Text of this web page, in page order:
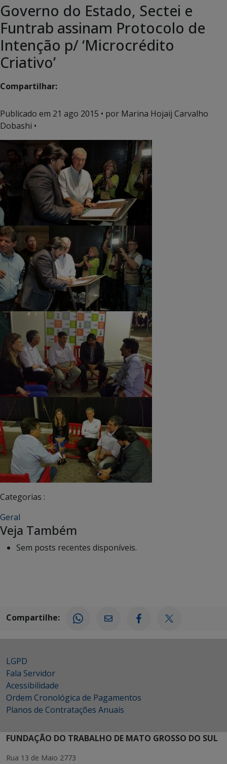
Governo do Estado, Sectei e
Funtrab assinam Protocolo de
Intenção p/ ‘Microcrédito
Criativo’
Compartilhar:
Publicado em 21 ago 2015 • por Marina Hojaij Carvalho
Dobashi •
Categorias :
Geral
Veja Também
Sem posts recentes disponíveis.
Compartilhe:
LGPD
Fala Servidor
Acessibilidade
Ordem Cronológica de Pagamentos
Planos de Contratações Anuais
FUNDAÇÃO DO TRABALHO DE MATO GROSSO DO SUL
Rua 13 de Maio 2773